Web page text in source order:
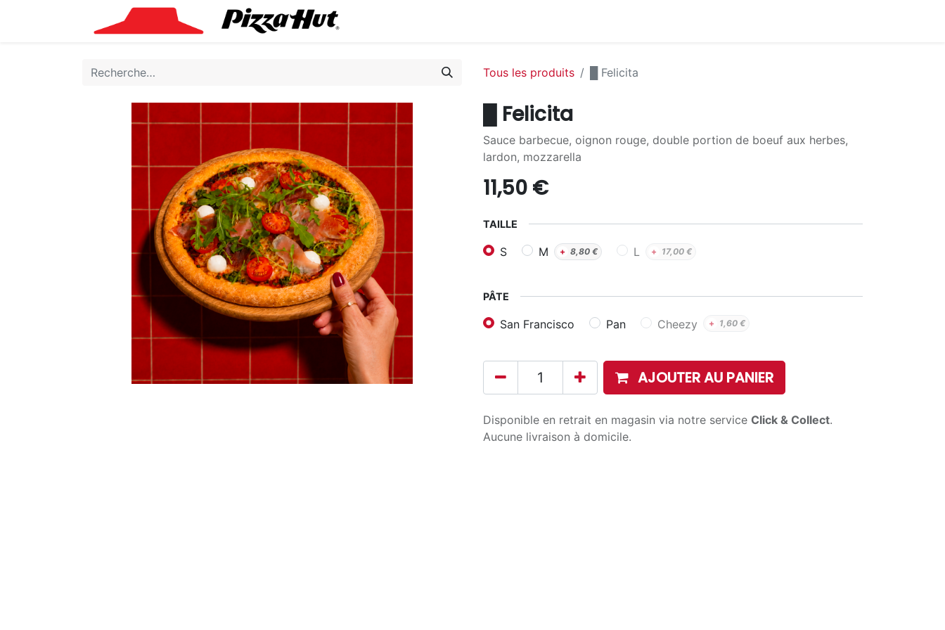
Tous les produits █ Felicita
█ Felicita
Sauce barbecue, oignon rouge, double portion de boeuf aux herbes,
lardon, mozzarella
11,50 €
TAILLE
S M + 8,80 € L + 17,00€
PÂTE
San Francisco Pan Cheezy + 1,60 €
AJOUTER AU PANIER
Disponible en retrait en magasin via notre service Click & Collect.
Aucune livraison à domicile.